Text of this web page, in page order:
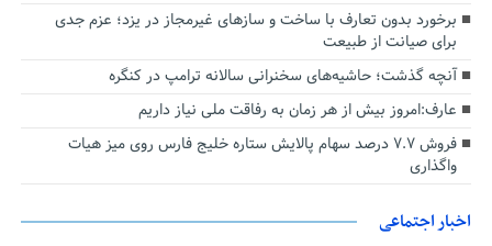
برخورد بدون تعارف با ساخت‌ و سازهای غیرمجاز در یزد؛ عزم جدی
برای صیانت از طبیعت
آنچه گذشت؛ حاشیه‌های سخنرانی سالانه ترامپ در کنگره
عارف:امروز بیش از هر زمان به رفاقت ملی نیاز داریم
فروش ۷.۷ درصد سهام پالایش ستاره خلیج فارس روی میز هیات
واگذاری
اخبار اجتماعی